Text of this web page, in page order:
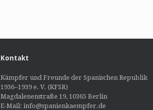
Kontakt
Kämpfer und Freunde der Spanischen Republik
1936–1939 e. V. (KFSR)
Magdalenenstraße 19, 10365 Berlin
E-Mail: info@spanienkaempfer.de